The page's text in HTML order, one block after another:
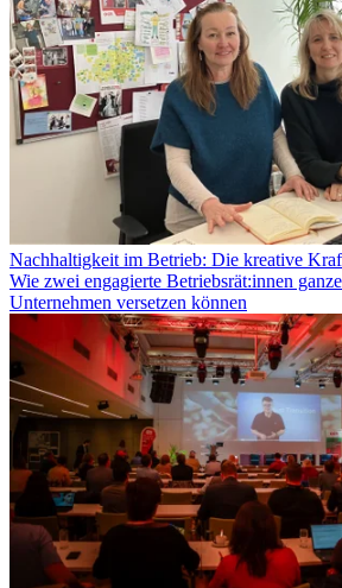
Nachhaltigkeit im Betrieb: Die kreative
Wie zwei engagierte Betriebsrät:innen
Unternehmen versetzen können